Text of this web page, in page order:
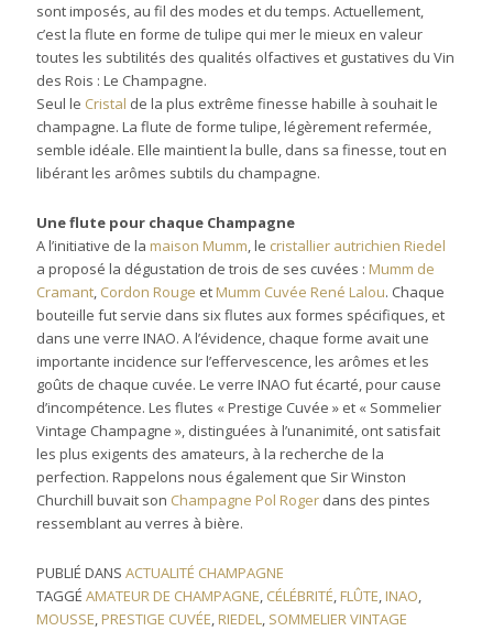
sont imposés, au fil des modes et du temps. Actuellement,
c’est la flute en forme de tulipe qui mer le mieux en valeur
toutes les subtilités des qualités olfactives et gustatives du Vin
des Rois : Le Champagne.
Seul le Cristal de la plus extrême finesse habille à souhait le
champagne. La flute de forme tulipe, légèrement refermée,
semble idéale. Elle maintient la bulle, dans sa finesse, tout en
libérant les arômes subtils du champagne.
Une flute pour chaque Champagne
A l’initiative de la maison Mumm, le cristallier autrichien Riedel
a proposé la dégustation de trois de ses cuvées : Mumm de
Cramant, Cordon Rouge et Mumm Cuvée René Lalou. Chaque
bouteille fut servie dans six flutes aux formes spécifiques, et
dans une verre INAO. A l’évidence, chaque forme avait une
importante incidence sur l’effervescence, les arômes et les
goûts de chaque cuvée. Le verre INAO fut écarté, pour cause
d’incompétence. Les flutes « Prestige Cuvée » et « Sommelier
Vintage Champagne », distinguées à l’unanimité, ont satisfait
les plus exigents des amateurs, à la recherche de la
perfection. Rappelons nous également que Sir Winston
Churchill buvait son Champagne Pol Roger dans des pintes
ressemblant au verres à bière.
PUBLIÉ DANSACTUALITÉ CHAMPAGNE
TAGGÉAMATEUR DE CHAMPAGNE, CÉLÉBRITÉ, FLÛTE, INAO,
MOUSSE, PRESTIGE CUVÉE, RIEDEL, SOMMELIER VINTAGE